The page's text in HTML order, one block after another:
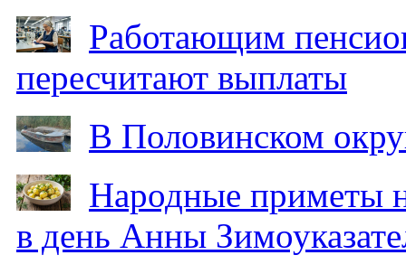
Работающим
пересчитают выплаты
В Половинском
Народные приметы
в день Анны